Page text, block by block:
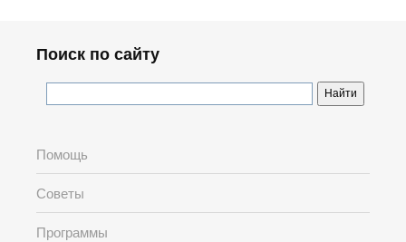
Поиск по сайту
Помощь
Советы
Программы